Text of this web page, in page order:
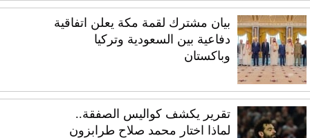
بيان مشترك لقمة مكة يعلن اتفاقية
دفاعية بين السعودية وتركيا
وباكستان
تقرير يكشف كواليس الصفقة..
لماذا اختار محمد صلاح طرابزون